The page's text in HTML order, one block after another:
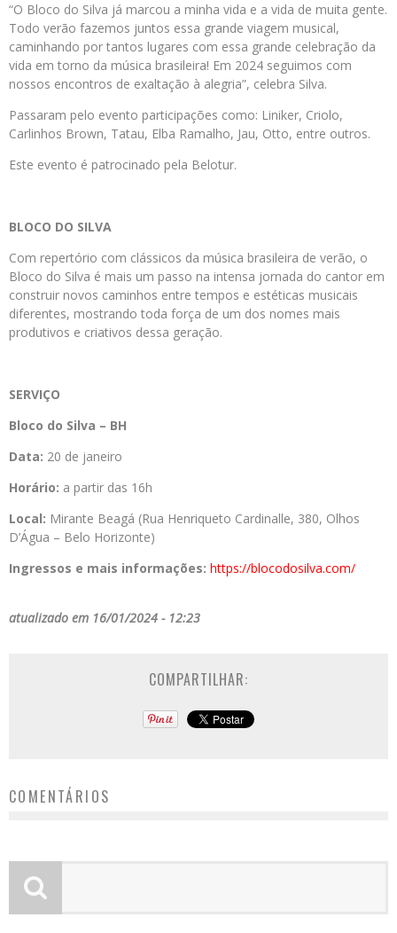
“O Bloco do Silva já marcou a minha vida e a vida de muita gente.
Todo verão fazemos juntos essa grande viagem musical,
caminhando por tantos lugares com essa grande celebração da
vida em torno da música brasileira! Em 2024 seguimos com
nossos encontros de exaltação à alegria”, celebra Silva.
Passaram pelo evento participações como: Liniker, Criolo,
Carlinhos Brown, Tatau, Elba Ramalho, Jau, Otto, entre outros.
Este evento é patrocinado pela Belotur.
BLOCO DO SILVA
Com repertório com clássicos da música brasileira de verão, o
Bloco do Silva é mais um passo na intensa jornada do cantor em
construir novos caminhos entre tempos e estéticas musicais
diferentes, mostrando toda força de um dos nomes mais
produtivos e criativos dessa geração.
SERVIÇO
Bloco do Silva – BH
Data: 20 de janeiro
Horário: a partir das 16h
Local: Mirante Beagá (Rua Henriqueto Cardinalle, 380, Olhos
D’Água – Belo Horizonte)
Ingressos e mais informações: https://blocodosilva.com/
atualizado em 16/01/2024 - 12:23
COMPARTILHAR:
COMENTÁRIOS